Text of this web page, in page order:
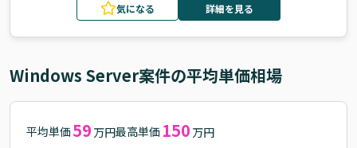
気になる 詳細を見る
Windows Server案件の平均単価相場
平均単価59 万円最高単価 150 万円